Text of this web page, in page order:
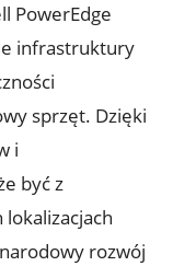
PowerEdge
infrastruktury
sprzęt. Dzięki
i
być z
rozwój